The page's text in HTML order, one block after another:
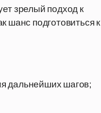
зрелый подход к
шанс подготовиться к
дальнейших шагов;